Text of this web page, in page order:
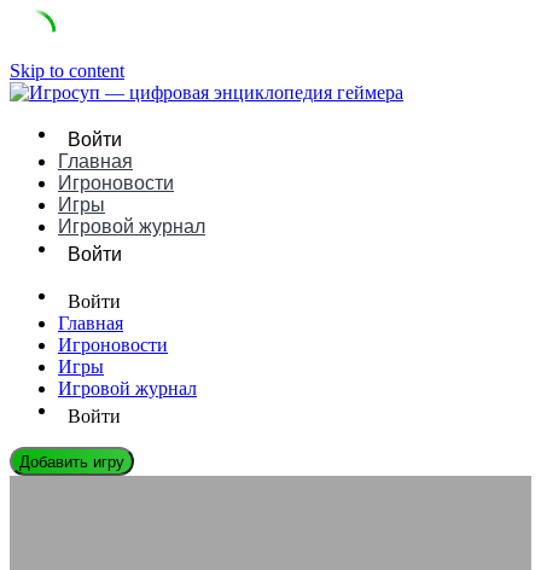
Skip to content
Войти
Главная
Игроновости
Игры
Игровой журнал
Войти
Войти
Главная
Игроновости
Игры
Игровой журнал
Войти
Добавить игру